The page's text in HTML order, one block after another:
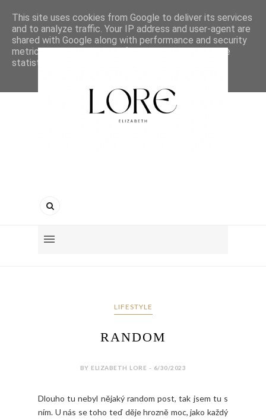
LIFESTYLE
RANDOM
BY ELIZABETH LORE - 6/30/2023
Dlouho tu nebyl nějaký random post, tak jsem tu s
ním. U nás se toho teď děje hrozně moc, jako každý
This site uses cookies from Google to deliver its services
and to analyze traffic. Your IP address and user-agent are
shared with Google along with performance and security
metrics to ensure quality of service, generate usage
statistics, and to detect and address abuse.